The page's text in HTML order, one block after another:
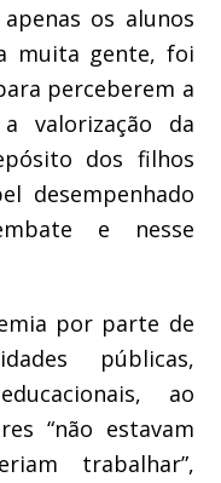
os alunos
muita gente, foi
perceberem a
valorização da
dos filhos
desempenhado
e nesse
por parte de
públicas,
, ao
“não estavam
trabalhar”,